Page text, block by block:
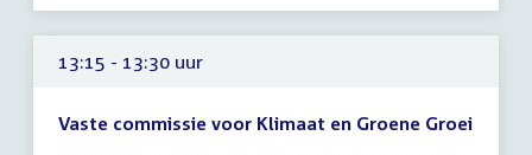
uur
13:15 - 13:30 uur
Vaste commissie voor Klimaat en Groene Groei